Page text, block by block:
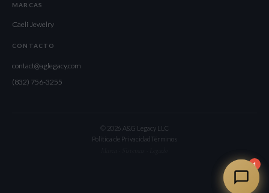
MARCAS
Caeli Jewelry
CONTACTO
contact@aglegacy.com
(832) 756-3255
© 2026 A&G Legacy LLC
Política de Privacidad Términos
1